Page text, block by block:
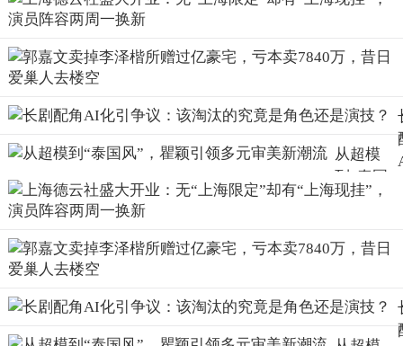
德云社此番南下入沪，郭德纲感慨这是水到渠成之事。他回
千人的体育馆到两万多人的梅赛德斯-奔驰文化中心，票房
成绩一直斐然。
“德云社的相声已经在上海摸爬滚打20年了。”郭德纲深情地
说，“上海是一个包罗万象的城市，什么样的演出都有人欣
赏。如果在这儿做不了，你在哪儿也干不了。”在他看来，
上海的海派文化极具包容性，对相声艺术而言是一片沃土。
不仅应该来，还得多开几家。”他的话语中充满了对上海市
场的期待和信心。
对于未来规划，郭德纲透露了在上海的宏伟蓝图：“上海德
从超模
到“泰国
风”，瞿
元审美新